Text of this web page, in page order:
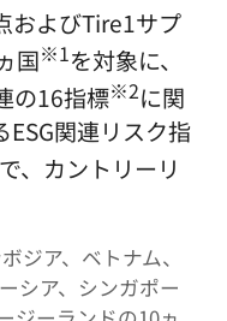
およびTire1サプ
国※1を対象に、
の16指標※2に関
ESG関連リスク指
、カントリーリ
ジア、ベトナム、
シア、シンガポー